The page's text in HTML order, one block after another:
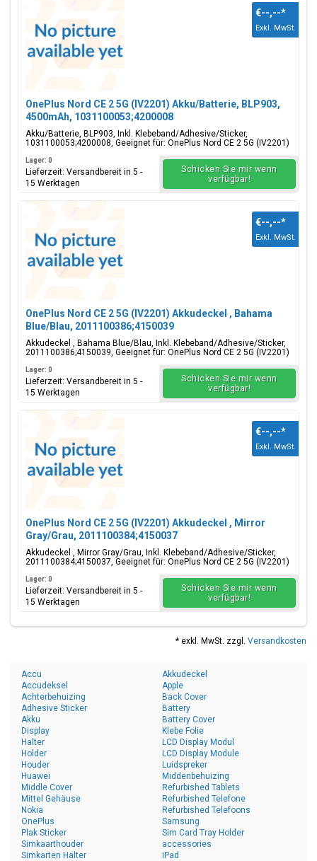
OnePlus Nord CE 2 5G (IV2201) Akku/Batterie, BLP903,
4500mAh, 1031100053;4200008
Akku/Batterie, BLP903, Inkl. Klebeband/Adhesive/Sticker,
1031100053;4200008, Geeignet für: OnePlus Nord CE 2 5G (IV2201)
€--,--*
Exkl. MwSt.
Lager: 0
Lieferzeit: Versandbereit in 5 -
15 Werktagen
Schicken Sie mir wenn
verfügbar!
OnePlus Nord CE 2 5G (IV2201) Akkudeckel , Bahama
Blue/Blau, 2011100386;4150039
Akkudeckel , Bahama Blue/Blau, Inkl. Klebeband/Adhesive/Sticker,
2011100386;4150039, Geeignet für: OnePlus Nord CE 2 5G (IV2201)
€--,--*
Exkl. MwSt.
Lager: 0
Lieferzeit: Versandbereit in 5 -
15 Werktagen
Schicken Sie mir wenn
verfügbar!
OnePlus Nord CE 2 5G (IV2201) Akkudeckel , Mirror
Gray/Grau, 2011100384;4150037
Akkudeckel , Mirror Gray/Grau, Inkl. Klebeband/Adhesive/Sticker,
2011100384;4150037, Geeignet für: OnePlus Nord CE 2 5G (IV2201)
€--,--*
Exkl. MwSt.
Lager: 0
Lieferzeit: Versandbereit in 5 -
15 Werktagen
Schicken Sie mir wenn
verfügbar!
* exkl. MwSt. zzgl. Versandkosten
Accu
Accudeksel
Achterbehuizing
Adhesive Sticker
Akku
Akkudeckel
Apple
Back Cover
Battery
Battery Cover
Display
Halter
Holder
Houder
Huawei
Klebe Folie
LCD Display Modul
LCD Display Module
Luidspreker
Middenbehuizing
Middle Cover
Mittel Gehäuse
Nokia
OnePlus
Plak Sticker
Refurbished Tablets
Refurbished Telefone
Refurbished Telefoons
Samsung
Sim Card Tray Holder
Simkaarthouder
Simkarten Halter
accessories
iPad